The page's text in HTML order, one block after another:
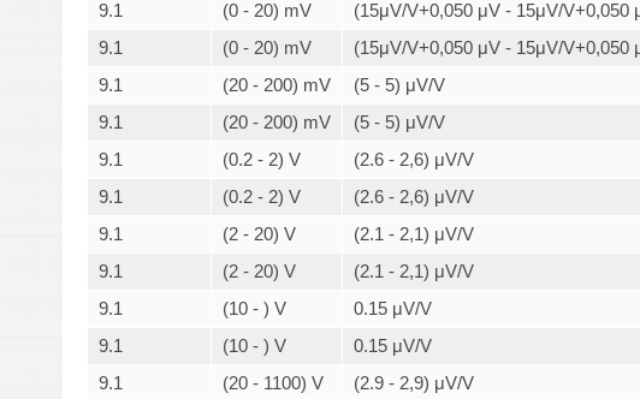
9.1
(0 - 20) mV (15μV/V+0,050 μV - 15μV/V+0,050
9.1
(0 - 20) mV (15μV/V+0,050 μV - 15μV/V+0,050
9.1
(20 - 200) mV (5 - 5) μV/V
9.1
(20 - 200) mV (5 - 5) μV/V
9.1
(0.2 - 2) V (2.6 - 2,6) μV/V
9.1
(0.2 - 2) V (2.6 - 2,6) μV/V
9.1
(2 - 20) V (2.1 - 2,1) μV/V
9.1
(2 - 20) V (2.1 - 2,1) μV/V
9.1
(10 - ) V 0.15 μV/V
9.1
(10 - ) V 0.15 μV/V
9.1
(20 - 1100) V (2.9 - 2,9) μV/V